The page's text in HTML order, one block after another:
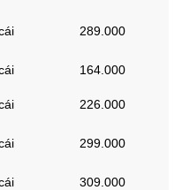
289.000
164.000
226.000
299.000
309.000